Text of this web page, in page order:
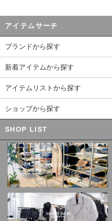
アイテムサーチ
ブランドから探す
新着アイテムから探す
アイテムリストから探す
ショップから探す
SHOP LIST